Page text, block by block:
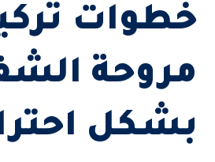
خطوات
مروحة
بشكل